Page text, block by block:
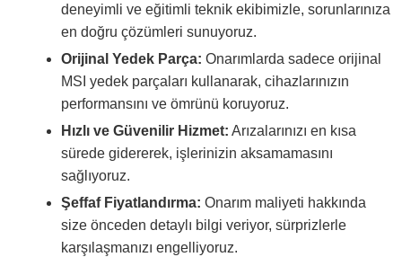
deneyimli ve eğitimli teknik ekibimizle, sorunlarınıza
en doğru çözümleri sunuyoruz.
Orijinal Yedek Parça: Onarımlarda sadece orijinal
MSI yedek parçaları kullanarak, cihazlarınızın
performansını ve ömrünü koruyoruz.
Hızlı ve Güvenilir Hizmet: Arızalarınızı en kısa
sürede gidererek, işlerinizin aksamamasını
sağlıyoruz.
Şeffaf Fiyatlandırma: Onarım maliyeti hakkında
size önceden detaylı bilgi veriyor, sürprizlerle
karşılaşmanızı engelliyoruz.